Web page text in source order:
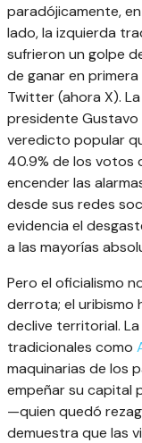
paradójicamente,
lado, la izquierda
sufrieron un golpe
de ganar en
Twitter (ahora X).
presidente Gustavo
veredicto popular
40.9% de los votos
encender las
desde sus redes
evidencia el
a las mayorías
Pero el oficialismo
derrota; el uribismo
declive territorial.
tradicionales como
maquinarias de los
empeñar su capital
—quien quedó
demuestra que las